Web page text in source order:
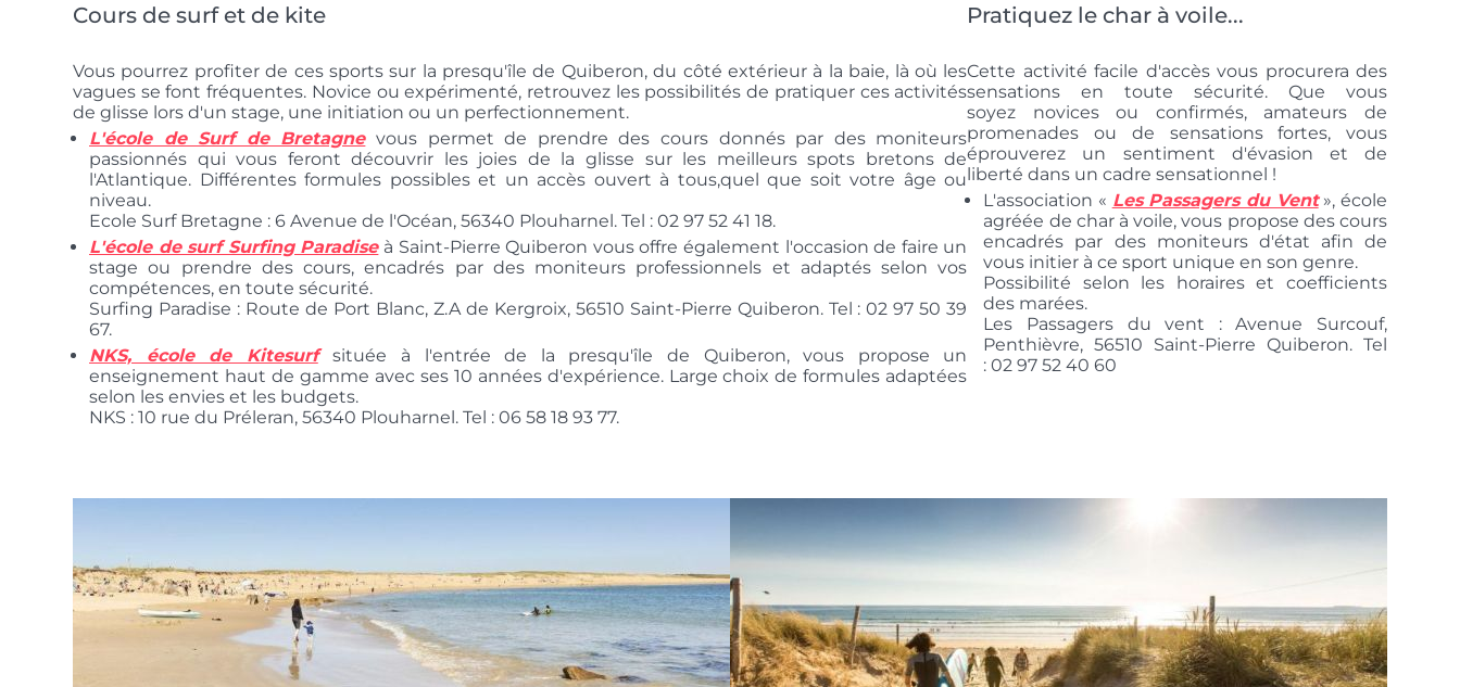
Cours de surf et de kite
Vous pourrez profiter de ces sports sur la presqu'île de Quiberon, du côté extérieur à la baie, là où les
vagues se font fréquentes. Novice ou expérimenté, retrouvez les possibilités de pratiquer ces activités
de glisse lors d'un stage, une initiation ou un perfectionnement.
L'école de Surf de Bretagnevous permet de prendre des cours donnés par des moniteurs
passionnés qui vous feront découvrir les joies de la glisse sur les meilleurs spots bretons de
l'Atlantique. Différentes formules possibles et un accès ouvert à tous,quel que soit votre âge ou
niveau.
Ecole Surf Bretagne : 6 Avenue de l'Océan, 56340 Plouharnel. Tel : 02 97 52 41 18.
L'école de surf Surfing Paradiseà Saint-Pierre Quiberon vous offre également l'occasion de faire un
stage ou prendre des cours, encadrés par des moniteurs professionnels et adaptés selon vos
compétences, en toute sécurité.
Surfing Paradise : Route de Port Blanc, Z.A de Kergroix, 56510 Saint-Pierre Quiberon. Tel : 02 97 50 39
67.
NKS, école de Kitesurf
située à l'entrée de la presqu'île de Quiberon, vous propose un
enseignement haut de gamme avec ses 10 années d'expérience. Large choix de formules adaptées
selon les envies et les budgets.
NKS : 10 rue du Préleran, 56340 Plouharnel. Tel : 06 58 18 93 77.
Pratiquez le char à voile...
Cette activité facile d'accès vous procurera des
sensations en toute sécurité. Que vous
soyez novices ou confirmés, amateurs de
promenades ou de sensations fortes, vous
éprouverez un sentiment d'évasion et de
liberté dans un cadre sensationnel !
L'association « Les Passagers du Vent», école
agréée de char à voile, vous propose des cours
encadrés par des moniteurs d'état afin de
vous initier à ce sport unique en son genre.
Possibilité selon les horaires et coefficients
des marées.
Les Passagers du vent : Avenue Surcouf,
Penthièvre, 56510 Saint-Pierre Quiberon. Tel
: 02 97 52 40 60